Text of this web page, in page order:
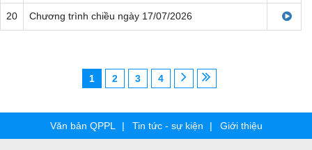
20 Chương trình chiều ngày 17/07/2026
1 2 3 4
Văn bản QPPL Tin tức - sự kiện Giới thiệu